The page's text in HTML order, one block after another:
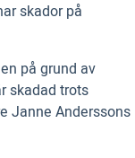
skador på
på grund av
skadad trots
Janne Anderssons